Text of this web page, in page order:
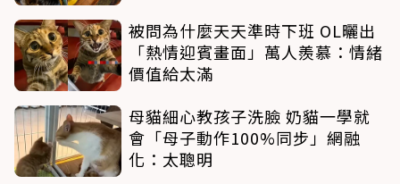
被問為什麼天天準時下班 OL曬出
「熱情迎賓畫面」萬人羨慕：情緒
價值給太滿
母貓細心教孩子洗臉 奶貓一學就
會「母子動作100%同步」網融
化：太聰明